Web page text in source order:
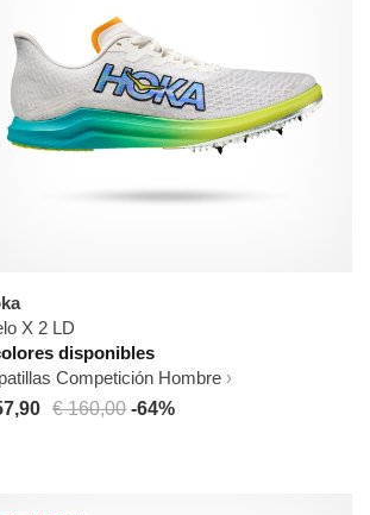
X 2 LD
disponibles
Competición Hombre
€ 160,00 -64%